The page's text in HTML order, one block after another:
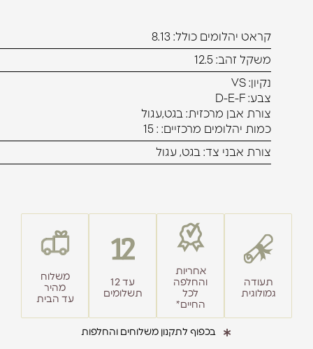
תעודה
גמולוגית
אחריות
והחלפה
לכל
החיים*
עד 12
תשלומים
משלוח
מהיר
עד הבית
בכפוף לתקנון משלוחים והחלפות
קראט יהלומים כולל: 8.13
משקל זהב: 12.5
נקיון: VS
צבע: D-E-F
צורת אבן מרכזית: בגט,עגול
כמות יהלומים מרכזיים: : 15
צורת אבני צד: בגט, עגול